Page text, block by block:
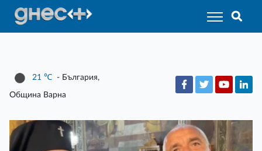
21 ℃ - България,
Община Варна